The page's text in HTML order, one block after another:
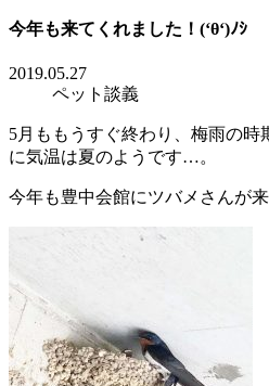
今年も来てくれました！(‘θ‘)ﾉｼ
2019.05.27
ペット談義
5月ももうすぐ終わり、梅雨の
に気温は夏のようです…。
今年も豊中会館にツバメさんが